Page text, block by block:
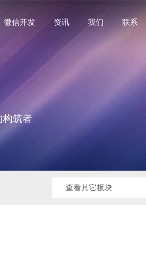
微信开发 资讯 我们 联系
构筑者
查看其它板块